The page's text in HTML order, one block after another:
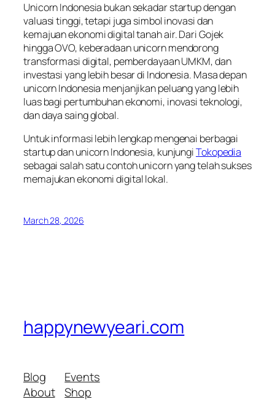
Unicorn Indonesia bukan sekadar startup dengan
valuasi tinggi, tetapi juga simbol inovasi dan
kemajuan ekonomi digital tanah air. Dari Gojek
hingga OVO, keberadaan unicorn mendorong
transformasi digital, pemberdayaan UMKM, dan
investasi yang lebih besar di Indonesia. Masa depan
unicorn Indonesia menjanjikan peluang yang lebih
luas bagi pertumbuhan ekonomi, inovasi teknologi,
dan daya saing global.
Untuk informasi lebih lengkap mengenai berbagai
startup dan unicorn Indonesia, kunjungiTokopedia
sebagai salah satu contoh unicorn yang telah sukses
memajukan ekonomi digital lokal.
March 28, 2026
happynewyeari.com
Blog
About
Events
Shop